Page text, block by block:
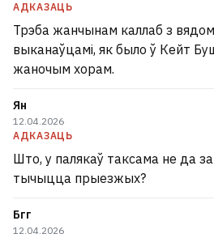
АДКАЗАЦЬ
Трэба жанчынам каллаб з
выканаўцамі, як было ў Кейт
жаночым хорам.
Ян
12.04.2026
АДКАЗАЦЬ
Што, у палякаў таксама не да
тычыцца прыезжых?
Бгг
12.04.2026